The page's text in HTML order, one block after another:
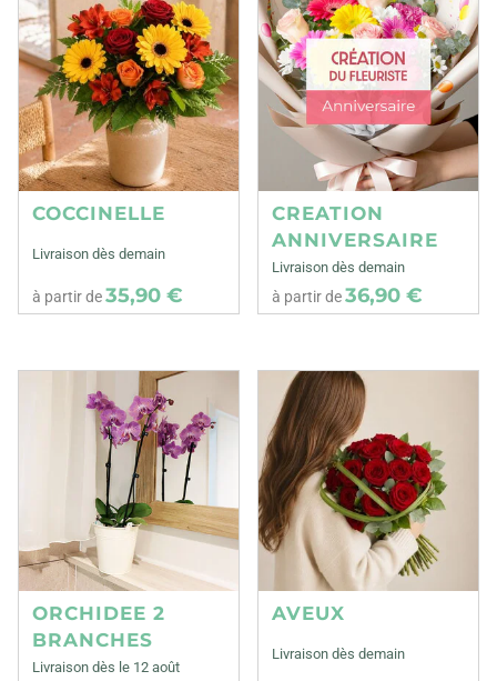
COCCINELLE
Livraison dès demain
à partir de35,90 €
CREATION
ANNIVERSAIRE
Livraison dès demain
à partir de36,90 €
ORCHIDEE 2
BRANCHES
Livraison dès le 12 août
AVEUX
Livraison dès demain